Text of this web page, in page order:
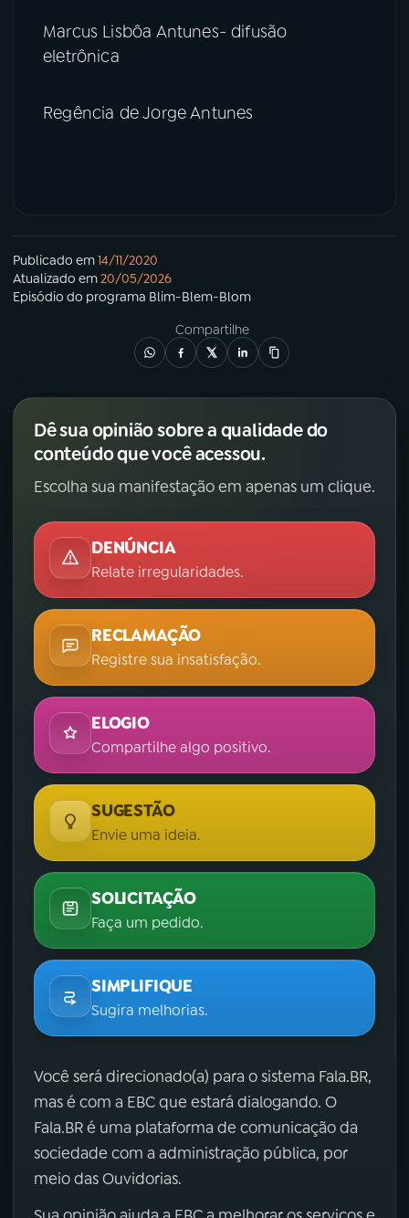
Marcus Lisbôa Antunes- difusão
eletrônica
Regência de Jorge Antunes
Publicado em14/11/2020
Atualizado em20/05/2026
Episódio do programa Blim-Blem-Blom
Compartilhe
Dê sua opinião sobre a qualidade do
conteúdo que você acessou.
Escolha sua manifestação em apenas um clique.
DENÚNCIA
Relate irregularidades.
RECLAMAÇÃO
Registre sua insatisfação.
ELOGIO
Compartilhe algo positivo.
SUGESTÃO
Envie uma ideia.
SOLICITAÇÃO
Faça um pedido.
SIMPLIFIQUE
Sugira melhorias.
Você será direcionado(a) para o sistema Fala.BR,
mas é com a EBC que estará dialogando. O
Fala.BR é uma plataforma de comunicação da
sociedade com a administração pública, por
meio das Ouvidorias.